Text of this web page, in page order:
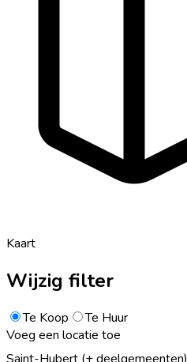
Kaart
Wijzig filter
Te Koop
Te Huur
Voeg een locatie toe